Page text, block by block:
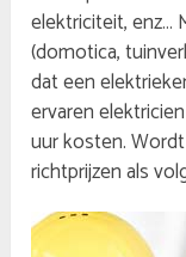
elektriciteit, enz…
(domotica,
dat een
ervaren
uur kosten.
richtprijzen als